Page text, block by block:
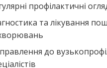
профілактичні
та лікування
до